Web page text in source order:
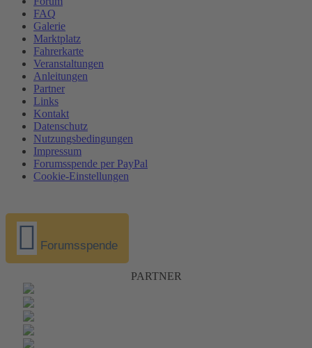
FAQ
Galerie
Marktplatz
Fahrerkarte
Veranstaltungen
Anleitungen
Partner
Links
Kontakt
Datenschutz
Nutzungsbedingungen
Impressum
Forumsspende per PayPal
Cookie-Einstellungen
Forumsspende
PARTNER